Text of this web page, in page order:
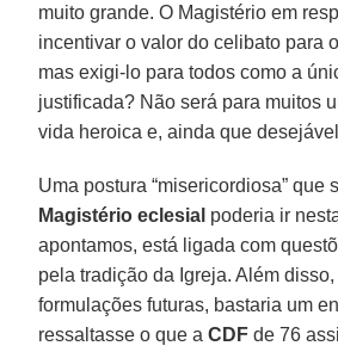
muito grande. O Magistério em
incentivar o valor do celibato para
mas exigi-lo para todos como a
justificada? Não será para muitos
vida heroica e, ainda que
Uma postura “misericordiosa” que
Magistério eclesial poderia ir
apontamos, está ligada com
pela tradição da Igreja. Além
formulações futuras, bastaria um
ressaltasse o que aCDF de 76